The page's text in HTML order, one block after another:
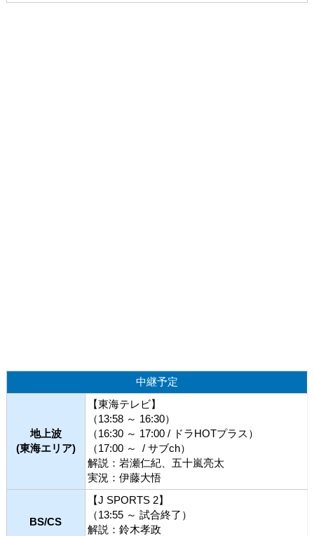
中継予定
地上波
(東海エリア)
【東海テレビ】
（13:58 ～ 16:30）
（16:30 ～ 17:00 / ドラHOTプラス）
（17:00 ～ / サブch）
解説：岩瀬仁紀、五十嵐亮太
実況：伊藤大悟
BS/CS
【J SPORTS 2】
（13:55 ～ 試合終了）
解説：鈴木孝政